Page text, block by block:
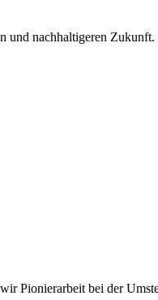
nachhaltigeren
Pionierarbeit bei der